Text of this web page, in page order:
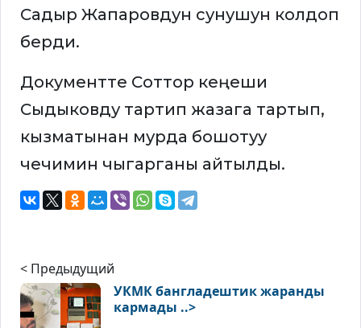
Садыр Жапаровдун сунушун колдоп
берди.
Документте Соттор кеңеши
Сыдыковду тартип жазага тартып,
кызматынан мурда бошотуу
чечимин чыгарганы айтылды.
< Предыдущий
УКМК бангладештик жаранды
кармады ..>